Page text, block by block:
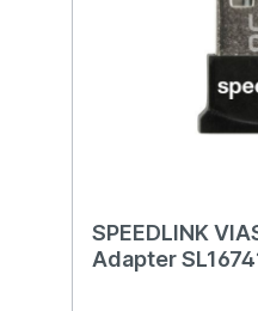
SPEEDLINK
Adapter